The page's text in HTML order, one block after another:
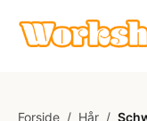
Forside / Hår /